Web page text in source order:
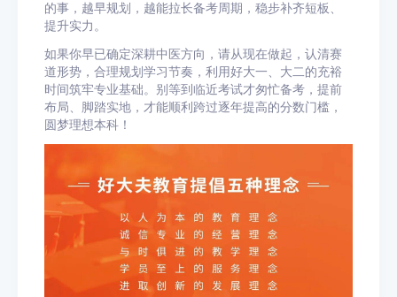
的事，越早规划，越能拉长备考周期，稳步补齐短板、
提升实力。
如果你早已确定深耕中医方向，请从现在做起，认清赛
道形势，合理规划学习节奏，利用好大一、大二的充裕
时间筑牢专业基础。别等到临近考试才匆忙备考，提前
布局、脚踏实地，才能顺利跨过逐年提高的分数门槛，
圆梦理想本科！